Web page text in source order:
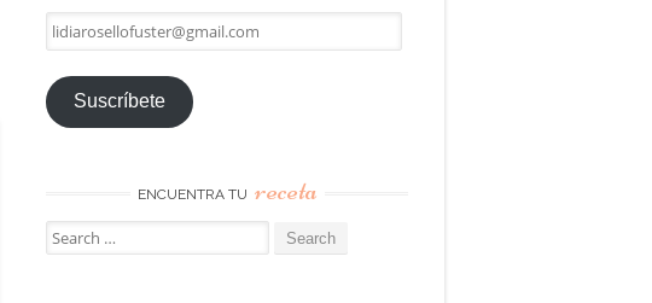
lidiarosellofuster@gmail.com
Suscríbete
ENCUENTRA TU receta
Search
for: